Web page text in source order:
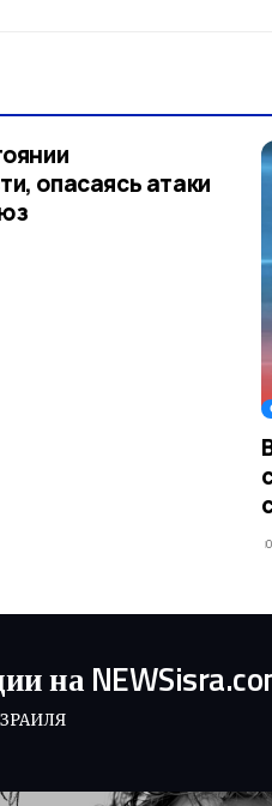
опасаясь атаки
на